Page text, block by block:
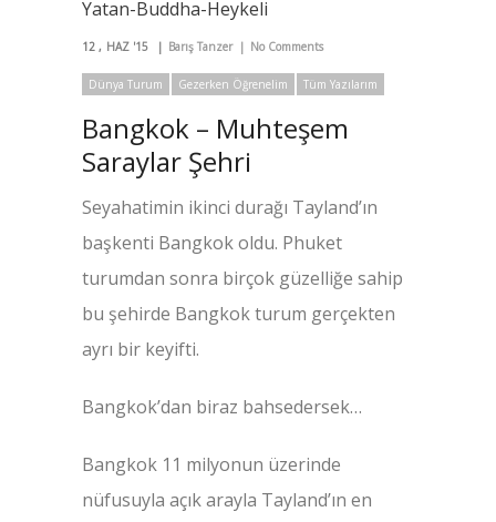
12 HAZ '15 Barış Tanzer No Comments
Dünya Turum Gezerken Öğrenelim Tüm Yazılarım
Bangkok – Muhteşem
Saraylar Şehri
Seyahatimin ikinci durağı Tayland’ın
başkenti Bangkok oldu. Phuket
turumdan sonra birçok güzelliğe sahip
bu şehirde Bangkok turum gerçekten
ayrı bir keyifti.
Bangkok’dan biraz bahsedersek…
Bangkok 11 milyonun üzerinde
nüfusuyla açık arayla Tayland’ın en